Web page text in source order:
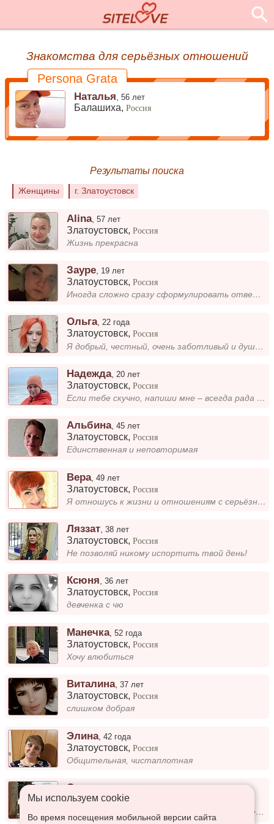
Знакомства для серьёзных отношений
Persona Grata
Наталья ,56 лет
Балашиха,Россия
Результаты поиска
Женщины г. Златоустовск
Alina,57 лет
Златоустовск,Россия
Жизнь прекрасна
Зауре 19 лет
Златоустовск,Россия
Иногда сложно сразу сформулировать ответ, но я всегда с радостью отвечу на любые вопросы, которые тебя интересуют....
Ольга,22 года
Златоустовск,Россия
Я добрый, честный, очень заботливый и душевные человек. Хотелось бы найти для себя вторую половинку. Здоровые отношения...
Надежда, 20 лет
Златоустовск,Россия
Если тебе скучно, напиши мне – всегда рада общению
Альбина,45 лет
Златоустовск,Россия
Единственная и неповторимая
Вера,49 лет
Златоустовск,Россия
Я отношусь к жизни и отношениям с серьёзной стороны, всегда стремлюсь к честности и взаимопониманию....
Ляззат ,38 лет
Златоустовск,Россия
Не позволяй никому испортить твой день!
Ксюня,36 лет
Златоустовск,Россия
девченка с чю
Манечка,52 года
Златоустовск,Россия
Хочу влюбиться
Виталина,37 лет
Златоустовск,Россия
слишком добрая
Элина,42 года
Златоустовск,Россия
Общительная, чистаплотная
Стелла,
Златоустовск,
Я не состою в браке, и это часть моей нынешней жизни. Мне нравится быть свободной и открывать новые горизонты. Люблю пут...
Мы используем сookie
Во время посещения мобильной версии сайта